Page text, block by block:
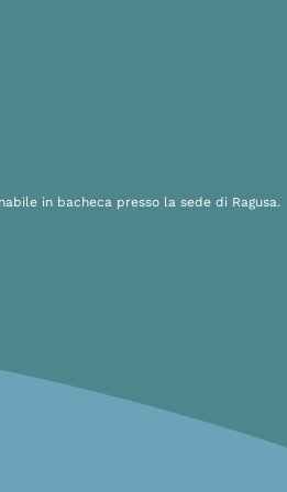
in bacheca presso la sede di Ragusa.